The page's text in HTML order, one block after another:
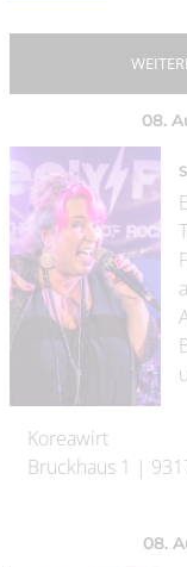
08.
Koreawirt
Bruckhaus 1 |
08.